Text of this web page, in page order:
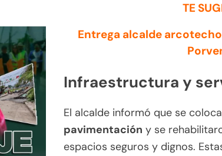
TE
Entrega alcalde
Infraestructura y
El alcalde informó que se
pavimentación y se
espacios seguros y dignos.